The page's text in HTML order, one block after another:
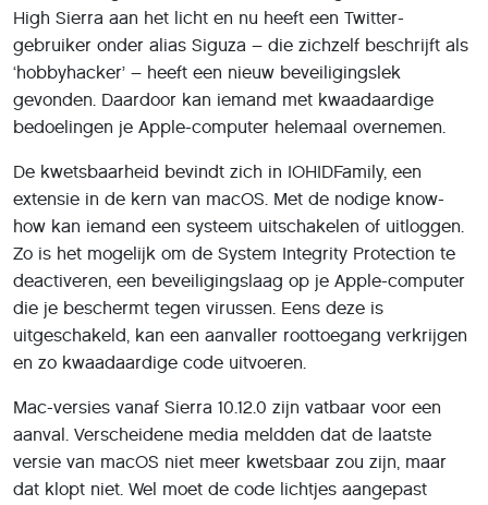
High Sierra aan het licht en nu heeft een Twitter-
gebruiker onder alias Siguza – die zichzelf beschrijft als
‘hobbyhacker’ – heeft een nieuw beveiligingslek
gevonden. Daardoor kan iemand met kwaadaardige
bedoelingen je Apple-computer helemaal overnemen.
De kwetsbaarheid bevindt zich in IOHIDFamily, een
extensie in de kern van macOS. Met de nodige know-
how kan iemand een systeem uitschakelen of uitloggen.
Zo is het mogelijk om de System Integrity Protection te
deactiveren, een beveiligingslaag op je Apple-computer
die je beschermt tegen virussen. Eens deze is
uitgeschakeld, kan een aanvaller roottoegang verkrijgen
en zo kwaadaardige code uitvoeren.
Mac-versies vanaf Sierra 10.12.0 zijn vatbaar voor een
aanval. Verscheidene media meldden dat de laatste
versie van macOS niet meer kwetsbaar zou zijn, maar
dat klopt niet. Wel moet de code lichtjes aangepast